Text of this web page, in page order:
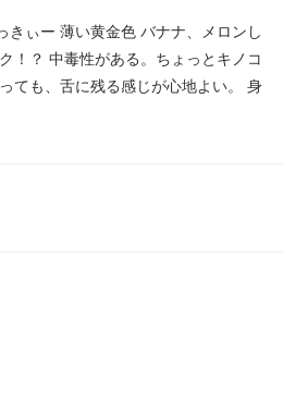
ぃー 薄い黄金色 バナナ、メロンし
！？ 中毒性がある。ちょっとキノコ
ても、舌に残る感じが心地よい。 身